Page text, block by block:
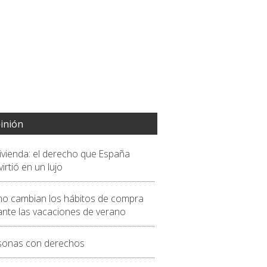
el derecho que España
en un lujo
cambian los hábitos de compra
las vacaciones de verano
con derechos